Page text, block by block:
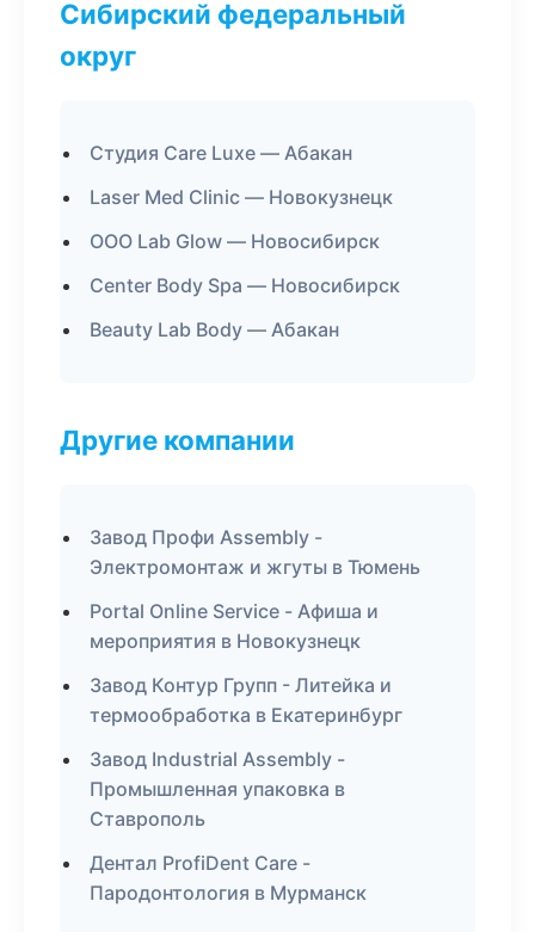
Сибирский федеральный
округ
Студия Care Luxe — Абакан
Laser Med Clinic — Новокузнецк
ООО Lab Glow — Новосибирск
Center Body Spa — Новосибирск
Beauty Lab Body — Абакан
Другие компании
Завод Профи Assembly -
Электромонтаж и жгуты в Тюмень
Portal Online Service - Афиша и
мероприятия в Новокузнецк
Завод Контур Групп - Литейка и
термообработка в Екатеринбург
Завод Industrial Assembly -
Промышленная упаковка в
Ставрополь
Дентал ProfiDent Care -
Пародонтология в Мурманск